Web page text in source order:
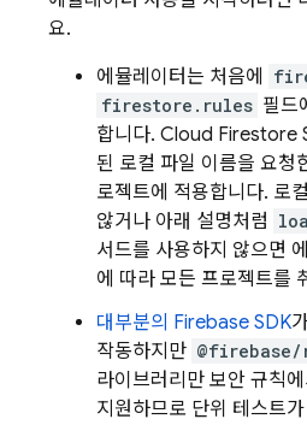
요.
에뮬레이터는 처음에
firestore.rules 필드
합니다. Cloud Firestore
된 로컬 파일 이름을 요청
로젝트에 적용합니다. 로
않거나 아래 설명처럼
서드를 사용하지 않으면
에 따라 모든 프로젝트를
대부분의 Firebase SDK
작동하지만
라이브러리만 보안 규칙에
지원하므로 단위 테스트